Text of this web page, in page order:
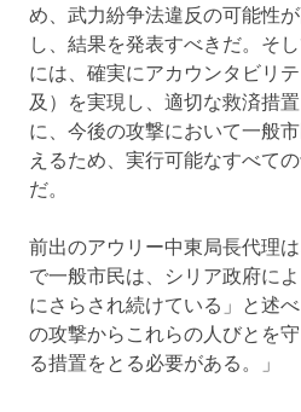
め、武力紛争法違反の可能性
し、結果を発表すべきだ。そ
には、確実にアカウンタビリ
及）を実現し、適切な救済措
に、今後の攻撃において一般
えるため、実行可能なすべて
だ。
前出のアウリー中東局長代理
で一般市民は、シリア政府に
にさらされ続けている」と述
の攻撃からこれらの人びとを
る措置をとる必要がある。」